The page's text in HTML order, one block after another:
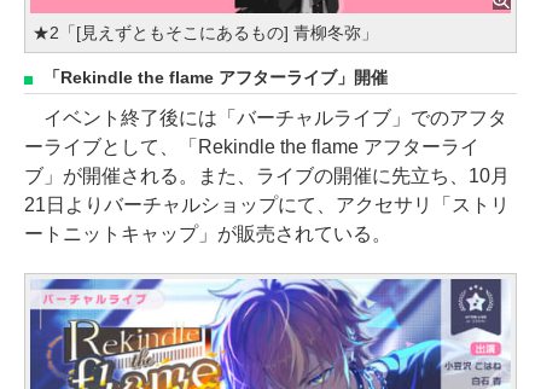
★2「[見えずともそこにあるもの] 青柳冬弥」
「Rekindle the flame アフターライブ」開催
イベント終了後には「バーチャルライブ」でのアフタ
ーライブとして、「Rekindle the flame アフターライ
ブ」が開催される。また、ライブの開催に先立ち、10月
21日よりバーチャルショップにて、アクセサリ「ストリ
ートニットキャップ」が販売されている。